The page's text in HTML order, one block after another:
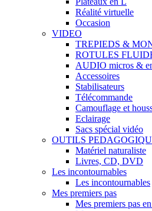
Réalité virtuelle
Occasion
VIDEO
TREPIEDS &
ROTULES
AUDIO micros &
Accessoires
Stabilisateurs
Télécommande
Camouflage et
Eclairage
Sacs spécial vidéo
OUTILS
Matériel naturaliste
Livres, CD, DVD
Les incontournables
Les incontournables
Mes premiers pas
Mes premiers pas